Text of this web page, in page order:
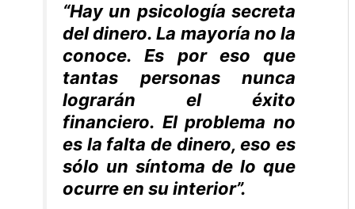
“Hay un psicología secreta
del dinero. La mayoría no la
conoce. Es por eso que
tantas personas nunca
lograrán el éxito
financiero. El problema no
es la falta de dinero, eso es
sólo un síntoma de lo que
ocurre en su interior”.